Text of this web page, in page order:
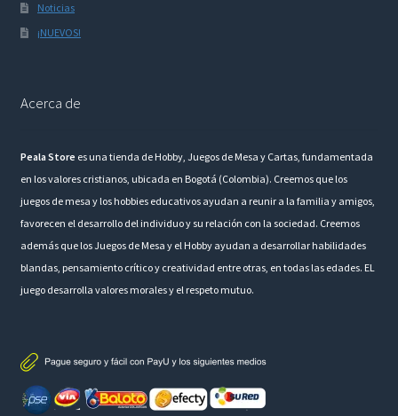
Noticias
¡NUEVOS!
Acerca de
Peala Store es una tienda de Hobby, Juegos de Mesa y Cartas, fundamentada
en los valores cristianos, ubicada en Bogotá (Colombia). Creemos que los
juegos de mesa y los hobbies educativos ayudan a reunir a la familia y amigos,
favorecen el desarrollo del individuo y su relación con la sociedad. Creemos
además que los Juegos de Mesa y el Hobby ayudan a desarrollar habilidades
blandas, pensamiento crítico y creatividad entre otras, en todas las edades. EL
juego desarrolla valores morales y el respeto mutuo.